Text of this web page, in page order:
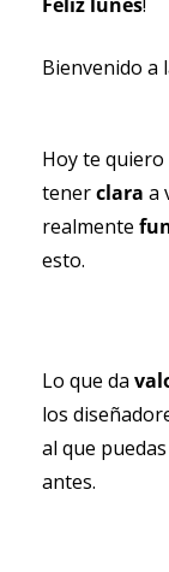
Bienvenido a
Hoy te
tener clara a
realmente
esto.
Lo que da
los
al que
antes.